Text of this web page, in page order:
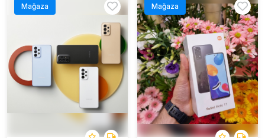
Mağaza Mağaza